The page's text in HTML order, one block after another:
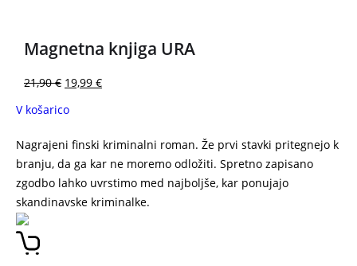
Magnetna knjiga URA
21,90€ 19,99 €
V košarico
Nagrajeni finski kriminalni roman. Že prvi stavki pritegnejo k
branju, da ga kar ne moremo odložiti. Spretno zapisano
zgodbo lahko uvrstimo med najboljše, kar ponujajo
skandinavske kriminalke.